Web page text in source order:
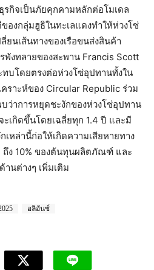
รกิจเป็นภัยคุกคามหลักต่อโมเดล
องกลุ่มฮูธิในทะเลแดงทำให้ห่วงโซ่
ยนเส้นทางของเรือขนส่งสินค้า
พังทลายของสะพาน Francis Scott
ทบโดยตรงต่อห่วงโซ่อุปทานทั้งใน
ราะห์ของ Circular Republic ร่วม
ว่าการหยุดชะงักของห่วงโซ่อุปทาน
เกิดขึ้นโดยเฉลี่ยทุก 1.4 ปี และมี
หล่านี้ก่อให้เกิดความเสียหายทาง
ถึง 10% ของต้นทุนผลิตภัณฑ์ และ
านต่างๆ เพิ่มเติม
อลิอันซ์